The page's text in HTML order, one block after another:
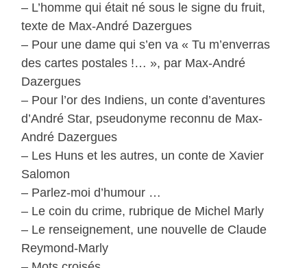
– L’homme qui était né sous le signe du fruit,
texte de Max-André Dazergues
– Pour une dame qui s’en va « Tu m’enverras
des cartes postales !… », par Max-André
Dazergues
– Pour l’or des Indiens, un conte d’aventures
d’André Star, pseudonyme reconnu de Max-
André Dazergues
– Les Huns et les autres, un conte de Xavier
Salomon
– Parlez-moi d’humour …
– Le coin du crime, rubrique de Michel Marly
– Le renseignement, une nouvelle de Claude
Reymond-Marly